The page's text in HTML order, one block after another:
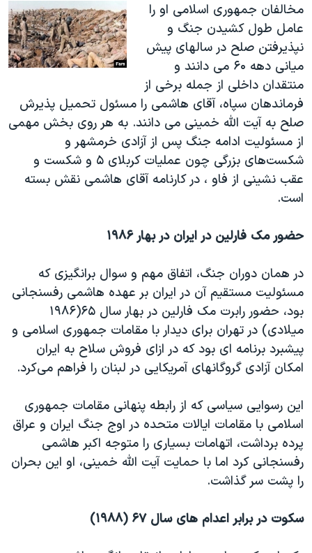
مخالفان جمهوری اسلامی او را
عامل طول کشیدن جنگ و
نپذیرفتن صلح در سالهای پیش
میانی دهه ۶۰ می دانند و
منتقدان داخلی از جمله برخی از
فرماندهان سپاه، آقای هاشمی را مسئول تحمیل پذیرش
صلح به آیت الله خمینی می دانند. به هر روی بخش مهمی
از مسئولیت ادامه جنگ پس از آزادی خرمشهر و
شکست‌های بزرگی چون عملیات کربلای ۵ و شکست و
عقب نشینی از فاو ، در کارنامه آقای هاشمی نقش بسته
است.
حضور مک فارلین در ایران در بهار ۱۹۸۶
در همان دوران جنگ، اتفاق مهم و سوال برانگیزی که
مسئولیت مستقیم آن در ایران بر عهده هاشمی رفسنجانی
بود، حضور رابرت مک فارلین در بهار سال ۶۵(۱۹۸۶
میلادی) در تهران برای دیدار با مقامات جمهوری اسلامی و
پیشبرد برنامه ای بود که در ازای فروش سلاح به ایران
امکان آزادی گروگانهای آمریکایی در لبنان را فراهم می‌کرد.
این رسوایی سیاسی که از رابطه پنهانی مقامات جمهوری
اسلامی با مقامات ایالات متحده در اوج جنگ ایران و عراق
پرده برداشت، اتهامات بسیاری را متوجه اکبر هاشمی
رفسنجانی کرد اما با حمایت آیت الله خمینی، او این بحران
را پشت سر گذاشت.
سکوت در برابر اعدام های سال ۶۷ (۱۹۸۸)